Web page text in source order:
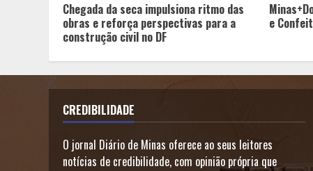
Chegada da seca impulsiona ritmo das
obras e reforça perspectivas para a
construção civil no DF
e
CREDIBILIDADE
O jornal Diário de Minas oferece ao seus leitores
notícias de credibilidade, com opinião própria que